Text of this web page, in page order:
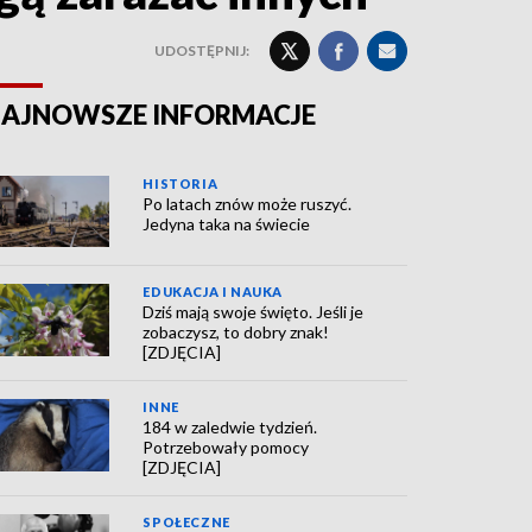
UDOSTĘPNIJ:
INFORMACJE
HISTORIA
Po latach znów może ruszyć.
Jedyna taka na świecie
EDUKACJA I NAUKA
Dziś mają swoje święto. Jeśli je
zobaczysz, to dobry znak!
[ZDJĘCIA]
INNE
184 w zaledwie tydzień.
Potrzebowały pomocy
[ZDJĘCIA]
SPOŁECZNE